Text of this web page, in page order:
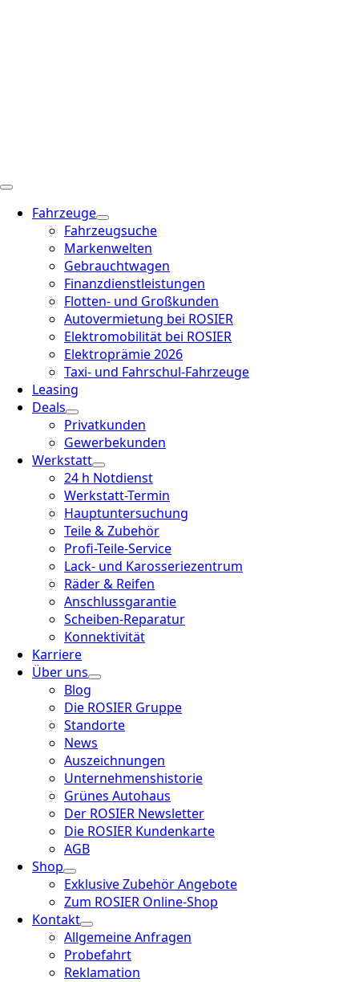
Fahrzeuge
Fahrzeugsuche
Markenwelten
Gebrauchtwagen
Finanzdienstleistungen
Flotten- und Großkunden
Autovermietung bei ROSIER
Elektromobilität bei ROSIER
Elektroprämie 2026
Taxi- und Fahrschul-Fahrzeuge
Leasing
Deals
Privatkunden
Gewerbekunden
Werkstatt
24 h Notdienst
Werkstatt-Termin
Hauptuntersuchung
Teile & Zubehör
Profi-Teile-Service
Lack- und Karosseriezentrum
Räder & Reifen
Anschlussgarantie
Scheiben-Reparatur
Konnektivität
Karriere
Über uns
Blog
Die ROSIER Gruppe
Standorte
News
Auszeichnungen
Unternehmenshistorie
Grünes Autohaus
Der ROSIER Newsletter
Die ROSIER Kundenkarte
AGB
Shop
Exklusive Zubehör Angebote
Zum ROSIER Online-Shop
Kontakt
Allgemeine Anfragen
Probefahrt
Reklamation